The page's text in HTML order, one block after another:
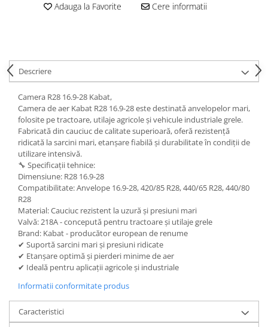
Adauga la Favorite Cere informatii
Descriere
Camera R28 16.9-28 Kabat,
Camera de aer Kabat R28 16.9-28 este destinată anvelopelor mari,
folosite pe tractoare, utilaje agricole și vehicule industriale grele.
Fabricată din cauciuc de calitate superioară, oferă rezistență
ridicată la sarcini mari, etanșare fiabilă și durabilitate în condiții de
utilizare intensivă.
🔧 Specificații tehnice:
Dimensiune: R28 16.9-28
Compatibilitate: Anvelope 16.9-28, 420/85 R28, 440/65 R28, 440/80
R28
Material: Cauciuc rezistent la uzură și presiuni mari
Valvă: 218A - concepută pentru tractoare și utilaje grele
Brand: Kabat - producător european de renume
✔ Suportă sarcini mari și presiuni ridicate
✔ Etanșare optimă și pierderi minime de aer
✔ Ideală pentru aplicații agricole și industriale
Informatii conformitate produs
Caracteristici